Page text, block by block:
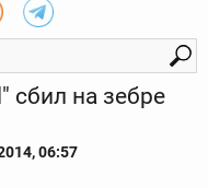
сбил на зебре
06:57